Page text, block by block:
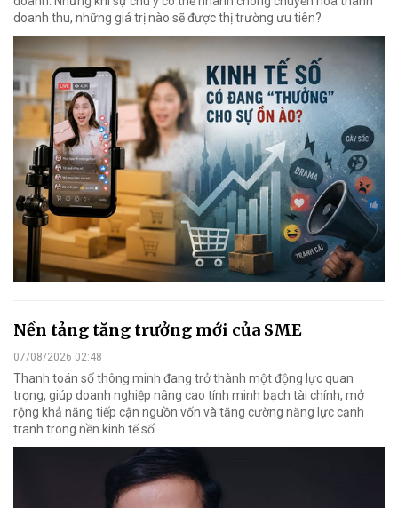
doanh thu, những giá trị nào sẽ được thị trường ưu tiên?
Nền tảng tăng trưởng mới của SME
07/08/2026 02:48
Thanh toán số thông minh đang trở thành một động lực quan
trọng, giúp doanh nghiệp nâng cao tính minh bạch tài chính, mở
rộng khả năng tiếp cận nguồn vốn và tăng cường năng lực cạnh
tranh trong nền kinh tế số.